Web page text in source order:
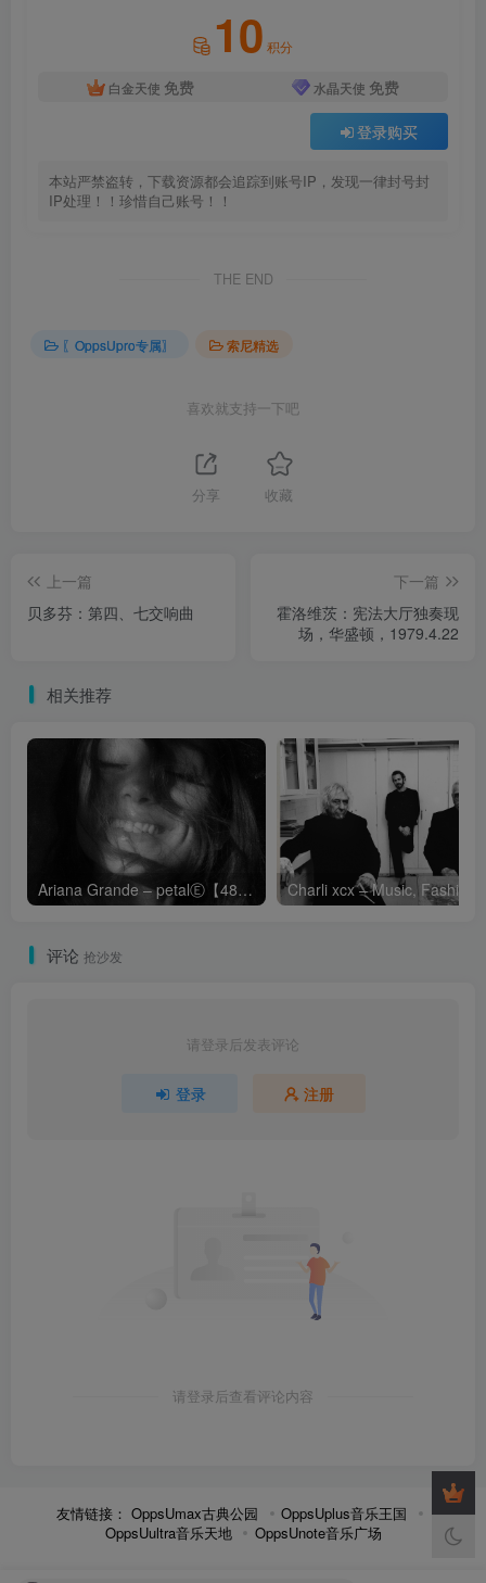
10 积分
白金天使 免费 水晶天使 免费
登录购买
本站严禁盗转，下载资源都会追踪到账号IP，发现一律封号封
IP处理！！珍惜自己账号！！
THE END
〖OppsUpro专属〗 索尼精选
喜欢就支持一下吧
分享 收藏
上一篇
贝多芬：第四、七交响曲
下一篇
霍洛维茨：宪法大厅独奏现
场，华盛顿，1979.4.22
相关推荐
Ariana Grande – petalⒺ【48kHz／24bit】英国区
评论 抢沙发
请登录后发表评论
登录 注册
请登录后查看评论内容
友情链接： OppsUmax古典公园
OppsUplus音乐王国
OppsUultra音乐天地
OppsUnote音乐广场